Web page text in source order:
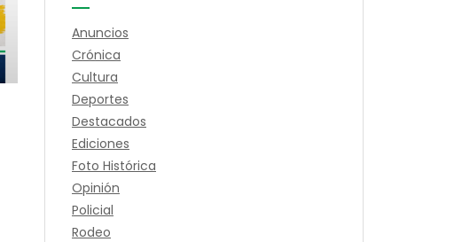
Anuncios
Crónica
Cultura
Deportes
Destacados
Ediciones
Foto Histórica
Opinión
Policial
Rodeo